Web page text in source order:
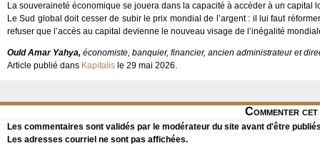
La souveraineté économique se jouera dans la capacité à accéder à un capital
Le Sud global doit cesser de subir le prix mondial de l’argent : il lui faut
refuser que l’accès au capital devienne le nouveau visage de l’inégalité
Ould Amar Yahya, économiste, banquier, financier, ancien administrateur et
Article publié dans Kapitalis le 29 mai 2026.
Commenter
Les commentaires sont validés par le modérateur du site avant d'être
Les adresses courriel ne sont pas affichées.